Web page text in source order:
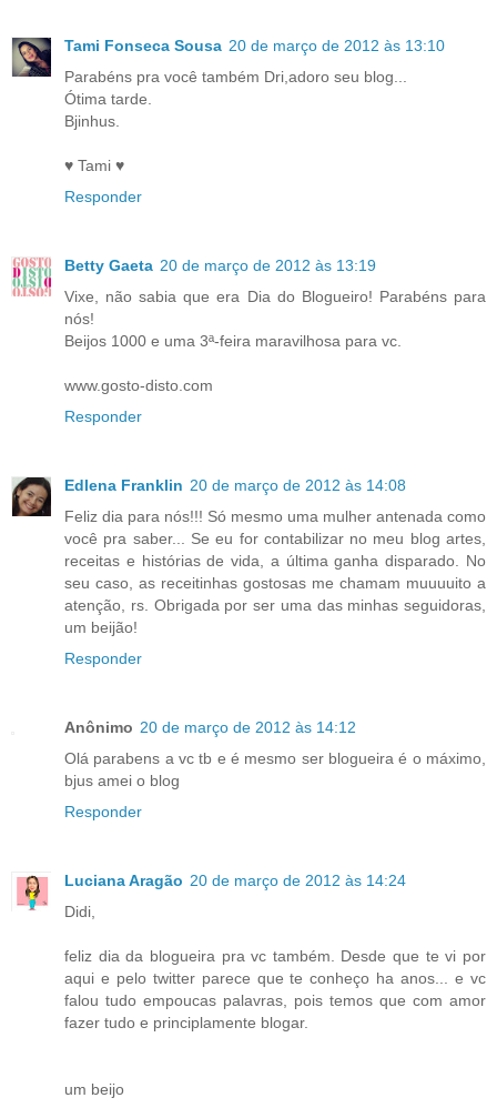
Tami Fonseca Sousa 20 de março de 2012 às 13:10
Parabéns pra você também Dri,adoro seu blog...
Ótima tarde.
Bjinhus.
♥ Tami ♥
Responder
Betty Gaeta 20 de março de 2012 às 13:19
Vixe, não sabia que era Dia do Blogueiro! Parabéns para
nós!
Beijos 1000 e uma 3ª-feira maravilhosa para vc.
www.gosto-disto.com
Responder
Edlena Franklin 20 de março de 2012 às 14:08
Feliz dia para nós!!! Só mesmo uma mulher antenada como
você pra saber... Se eu for contabilizar no meu blog artes,
receitas e histórias de vida, a última ganha disparado. No
seu caso, as receitinhas gostosas me chamam muuuuito a
atenção, rs. Obrigada por ser uma das minhas seguidoras,
um beijão!
Responder
Anônimo 20 de março de 2012 às 14:12
Olá parabens a vc tb e é mesmo ser blogueira é o máximo,
bjus amei o blog
Responder
Luciana Aragão 20 de março de 2012 às 14:24
Didi,
feliz dia da blogueira pra vc também. Desde que te vi por
aqui e pelo twitter parece que te conheço ha anos... e vc
falou tudo empoucas palavras, pois temos que com amor
fazer tudo e principlamente blogar.
um beijo